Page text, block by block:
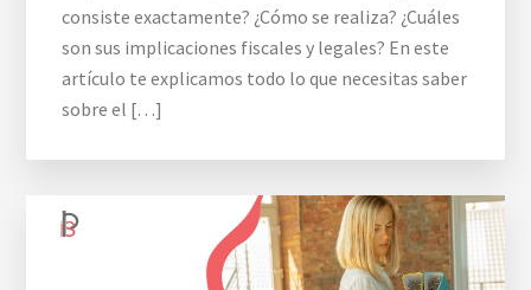
consiste exactamente? ¿Cómo se realiza? ¿Cuáles
son sus implicaciones fiscales y legales? En este
artículo te explicamos todo lo que necesitas saber
sobre el […]